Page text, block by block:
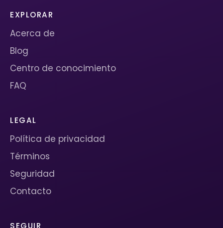
EXPLORAR
Acerca de
Blog
Centro de conocimiento
FAQ
LEGAL
Política de privacidad
Términos
Seguridad
Contacto